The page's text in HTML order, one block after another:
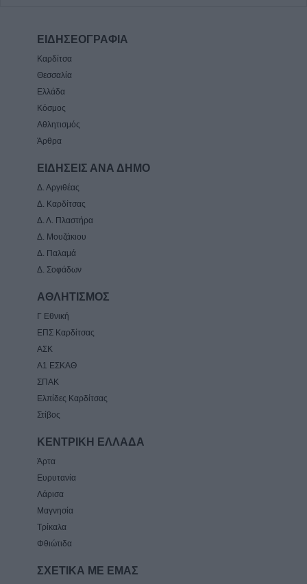
ΕΙΔΗΣΕΟΓΡΑΦΙΑ
Καρδίτσα
Θεσσαλία
Ελλάδα
Κόσμος
Αθλητισμός
Άρθρα
ΕΙΔΗΣΕΙΣ ΑΝΑ ΔΗΜΟ
Δ. Αργιθέας
Δ. Καρδίτσας
Δ. Λ. Πλαστήρα
Δ. Μουζάκιου
Δ. Παλαμά
Δ. Σοφάδων
ΑΘΛΗΤΙΣΜΟΣ
Γ Εθνική
ΕΠΣ Καρδίτσας
ΑΣΚ
Α1 ΕΣΚΑΘ
ΣΠΑΚ
Ελπίδες Καρδίτσας
Στίβος
ΚΕΝΤΡΙΚΗ ΕΛΛΑΔΑ
Άρτα
Ευρυτανία
Λάρισα
Μαγνησία
Τρίκαλα
Φθιώτιδα
ΣΧΕΤΙΚΑ ΜΕ ΕΜΑΣ